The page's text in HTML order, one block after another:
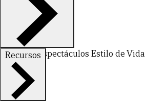
DeportesEspectáculos Estilo de Vida
Recursos